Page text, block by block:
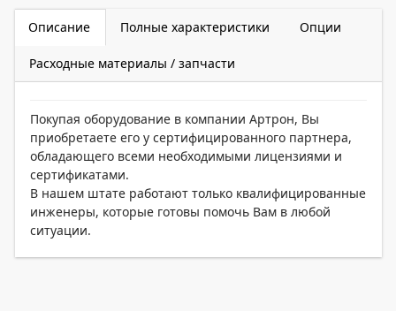
Описание Полные характеристики Опции
Расходные материалы / запчасти
Покупая оборудование в компании Артрон, Вы
приобретаете его у сертифицированного партнера,
обладающего всеми необходимыми лицензиями и
сертификатами.
В нашем штате работают только квалифицированные
инженеры, которые готовы помочь Вам в любой
ситуации.